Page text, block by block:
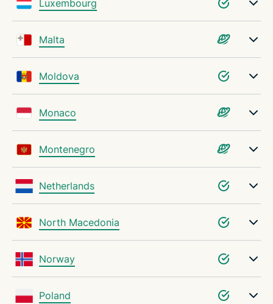
Luxembourg
Malta
Moldova
Monaco
Montenegro
Netherlands
North Macedonia
Norway
Poland